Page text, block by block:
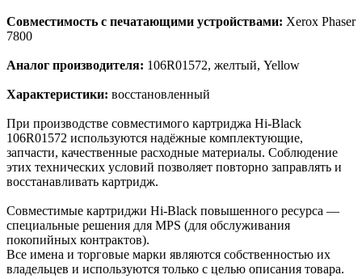
Совместимость с печатающими устройствами: Xerox Phaser
7800
Аналог производителя: 106R01572, желтый, Yellow
Характеристики: восстановленный
При производстве совместимого картриджа Hi-Black
106R01572 используются надёжные комплектующие,
запчасти, качественные расходные материалы. Соблюдение
этих технических условий позволяет повторно заправлять и
восстанавливать картридж.
Cовместимые картриджи Hi-Black повышенного ресурса —
специальные решения для MPS (для обслуживания
покопийных контрактов).
Все имена и торговые марки являются собственностью их
владельцев и используются только с целью описания товара.